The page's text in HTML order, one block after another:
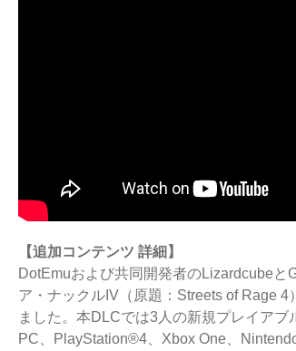
【追加コンテンツ 詳細】
DotEmuおよび共同開発者のLizardcube
ア・ナックルIV（原題：Streets of Rage
ました。本DLCでは3人の新規プレイアブ
PC、PlayStation®4、Xbox One、